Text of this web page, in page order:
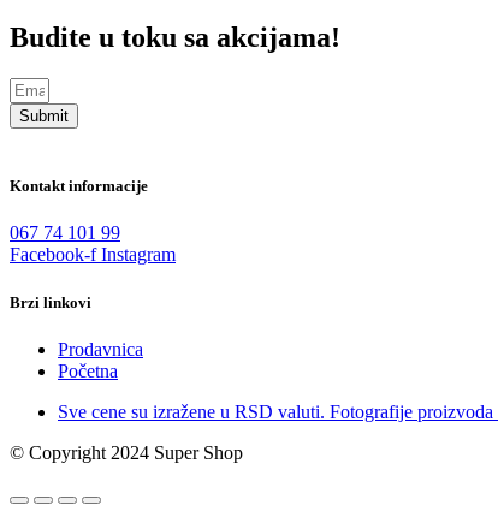
Budite u toku sa akcijama!
Submit
Kontakt informacije
067 74 101 99
Facebook-f Instagram
Brzi linkovi
Prodavnica
Početna
Sve cene su izražene u RSD valuti. Fotografije
© Copyright 2024 Super Shop